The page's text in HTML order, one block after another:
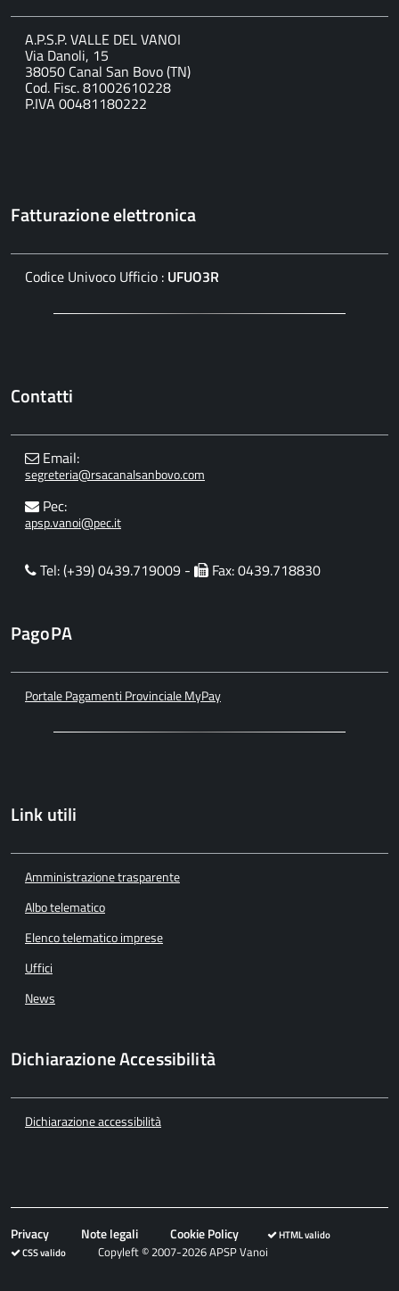
A.P.S.P. VALLE DEL VANOI
Via Danoli, 15
38050 Canal San Bovo (TN)
Cod. Fisc. 81002610228
P.IVA 00481180222
Fatturazione elettronica
Codice Univoco Ufficio : UFUO3R
Contatti
Email:
segreteria@rsacanalsanbovo.com
Pec:
apsp.vanoi@pec.it
Tel: (+39) 0439.719009 - Fax: 0439.718830
PagoPA
Portale Pagamenti Provinciale MyPay
Link utili
Amministrazione trasparente
Albo telematico
Elenco telematico imprese
Uffici
News
Dichiarazione Accessibilità
Dichiarazione accessibilità
Privacy Note legali Cookie Policy
HTML valido
CSS valido
Copyleft © 2007-2026 APSP Vanoi